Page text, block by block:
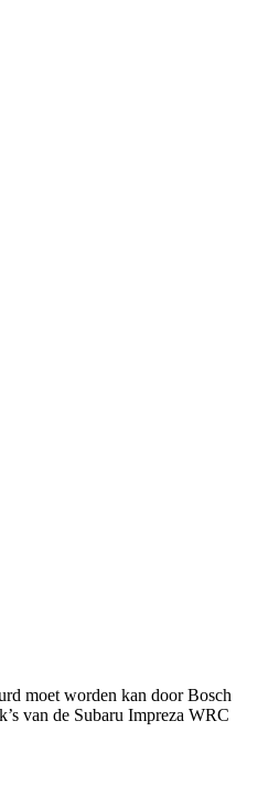
moet worden kan door Bosch
van de Subaru Impreza WRC